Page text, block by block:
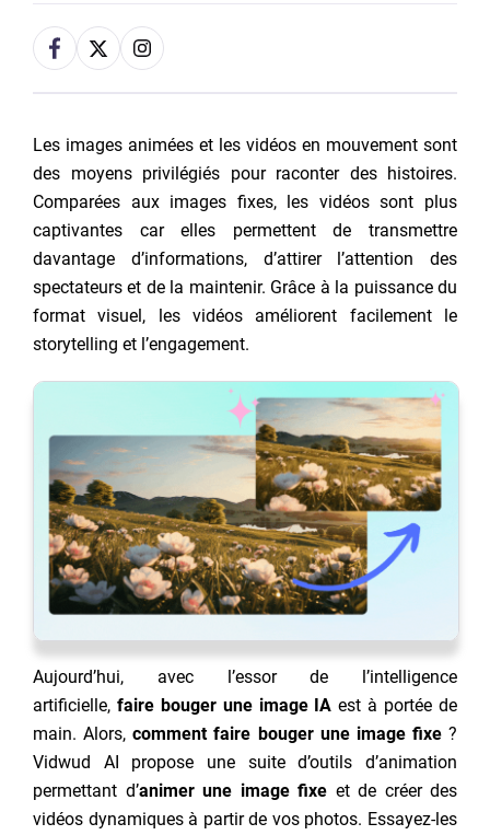
Les images animées et les vidéos en mouvement sont
des moyens privilégiés pour raconter des histoires.
Comparées aux images fixes, les vidéos sont plus
captivantes car elles permettent de transmettre
davantage d’informations, d’attirer l’attention des
spectateurs et de la maintenir. Grâce à la puissance du
format visuel, les vidéos améliorent facilement le
storytelling et l’engagement.
Aujourd’hui, avec l’essor de l’intelligence
artificielle, faire bouger une image IA est à portée de
main. Alors,comment faire bouger une image fixe?
Vidwud AI propose une suite d’outils d’animation
permettant d’animer une image fixe et de créer des
vidéos dynamiques à partir de vos photos. Essayez-les